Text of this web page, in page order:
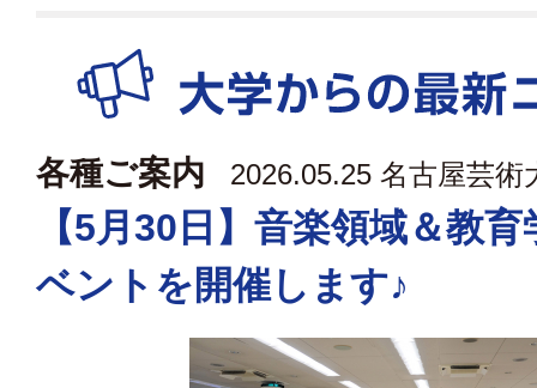
各種ご案内 2026.05.25 名古屋芸術
【5月30日】音楽領域＆教
ベントを開催します♪